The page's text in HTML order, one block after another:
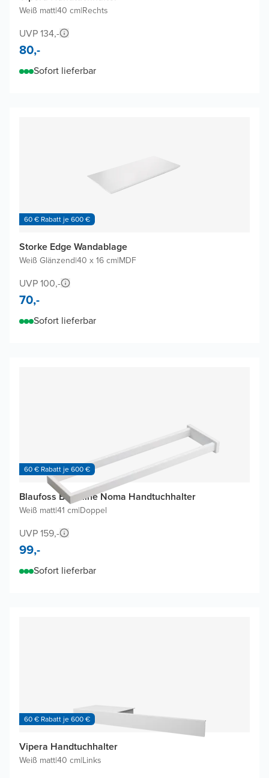
Weiß matt|40 cm|Rechts
UVP 134,-
80,-
Sofort lieferbar
60 € Rabatt je 600 €
Storke Edge Wandablage
Weiß Glänzend|40 x 16 cm|MDF
UVP 100,-
70,-
Sofort lieferbar
60 € Rabatt je 600 €
Blaufoss Blackline Noma Handtuchhalter
Weiß matt|41 cm|Doppel
UVP 159,-
99,-
Sofort lieferbar
60 € Rabatt je 600 €
Vipera Handtuchhalter
Weiß matt|40 cm|Links